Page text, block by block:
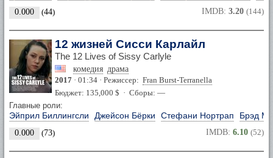
0.000 (44) IMDB: 3.20 (144)
12 жизней Сисси Карлайл
The 12 Lives of Sissy Carlyle
комедия драма
2017 · 01:34 · Режиссер: Fran Burst-Terranella
Бюджет: 135,000 $ · Сборы: —
Главные роли:
Эйприл Биллингсли Джейсон Бёрки Стефани Нортрап Брэд
0.000 (73) IMDB: 6.10 (52)